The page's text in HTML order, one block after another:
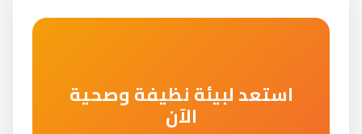
استعد لبيئة نظيفة وصحية
الآن